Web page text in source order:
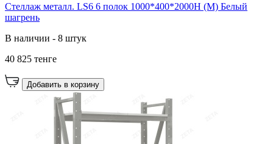
Стеллаж металл. LS6 6 полок 1000*400*2000H (М) Белый
шагрень
В наличии - 8 штук
40 825 тенге
Добавить в корзину